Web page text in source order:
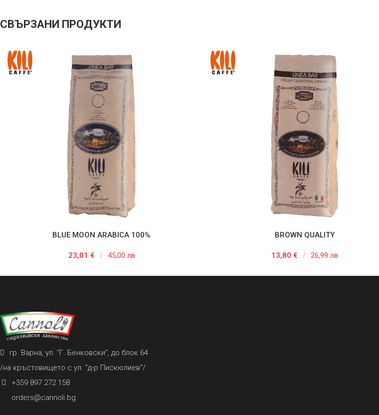
СВЪРЗАНИ ПРОДУКТИ
ДОБАВЯНЕ В КОЛИЧКАТАBLUE MOON ARABICA 100%
23,01 € / 45,00 лв
ДОБАВЯНЕ В КОЛИЧКАТАBROWN QUALITY
13,80 € / 26,99 лв
гр. Варна, ул. "Г. Бенковски", до блок 64
/на кръстовището с ул. "д-р Пискюлиев"/
+359 897 272 158
orders@cannoli.bg